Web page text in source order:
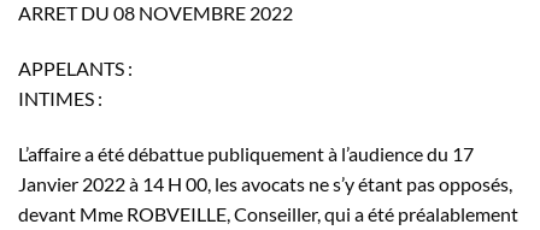
ARRET DU 08 NOVEMBRE 2022
APPELANTS :
INTIMES :
L’affaire a été débattue publiquement à l’audience du 17
Janvier 2022 à 14 H 00, les avocats ne s’y étant pas opposés,
devant Mme ROBVEILLE, Conseiller, qui a été préalablement